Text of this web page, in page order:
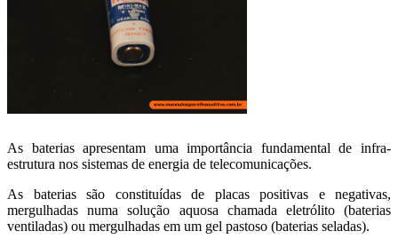
As baterias apresentam uma importância fundamental de infra-
estrutura nos sistemas de energia de telecomunicações.
As baterias são constituídas de placas positivas e negativas,
mergulhadas numa solução aquosa chamada eletrólito (baterias
ventiladas) ou mergulhadas em um gel pastoso (baterias seladas).